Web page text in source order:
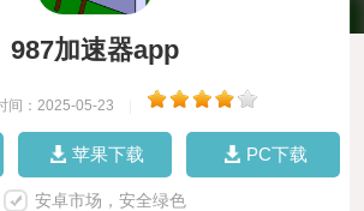
987加速器app
间：2025-05-23
苹果下载 PC下载
安卓市场，安全绿色